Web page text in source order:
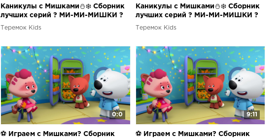
Каникулы с Мишками⛄❄️ Сборник
лучших серий ? МИ-МИ-МИШКИ ?
Теремок Kids
Каникулы с Мишками⛄❄️ Сборник
лучших серий ? МИ-МИ-МИШКИ ?
Теремок Kids
0:0
⚽ Играем с Мишками? Сборник
9:11
⚽ Играем с Мишками? Сборник